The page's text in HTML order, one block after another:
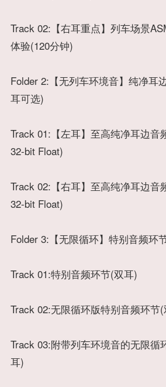
Track 02:【右耳重点】列车场景
体验(120分钟)
Folder 2:【无列车环境音】纯净耳
耳可选)
Track 01:【左耳】至高纯净耳边音
32-bit Float)
Track 02:【右耳】至高纯净耳边音
32-bit Float)
Folder 3:【无限循环】特别音频环
Track 01:特别音频环节(双耳)
Track 02:无限循环版特别音频环节
Track 03:附带列车环境音的无限循
耳)